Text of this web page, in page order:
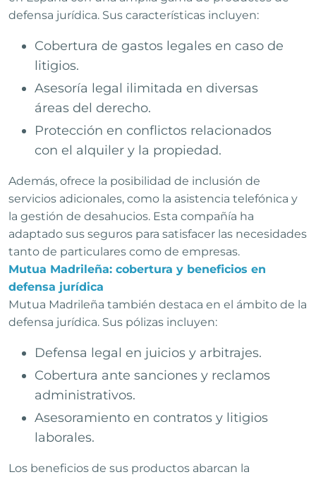
defensa jurídica. Sus características incluyen:
Cobertura de gastos legales en caso de
litigios.
Asesoría legal ilimitada en diversas
áreas del derecho.
Protección en conflictos relacionados
con el alquiler y la propiedad.
Además, ofrece la posibilidad de inclusión de
servicios adicionales, como la asistencia telefónica y
la gestión de desahucios. Esta compañía ha
adaptado sus seguros para satisfacer las necesidades
tanto de particulares como de empresas.
Mutua Madrileña: cobertura y beneficios en
defensa jurídica
Mutua Madrileña también destaca en el ámbito de la
defensa jurídica. Sus pólizas incluyen:
Defensa legal en juicios y arbitrajes.
Cobertura ante sanciones y reclamos
administrativos.
Asesoramiento en contratos y litigios
laborales.
Los beneficios de sus productos abarcan la